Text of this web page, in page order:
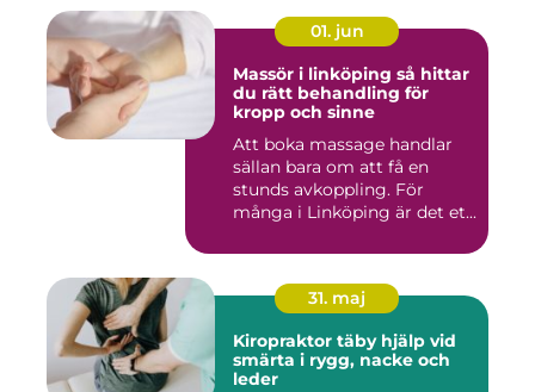
01. jun
Massör i linköping så hittar
du rätt behandling för
kropp och sinne
Att boka massage handlar
sällan bara om att få en
stunds avkoppling. För
många i Linköping är det et...
31. maj
Kiropraktor täby hjälp vid
smärta i rygg, nacke och
leder